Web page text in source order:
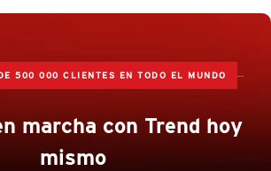
500 000 CLIENTES EN TODO EL MUNDO
marcha con Trend hoy
mismo